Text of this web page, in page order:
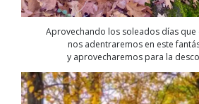
Aprovechando los soleados días
nos adentraremos en este
y aprovecharemos para la